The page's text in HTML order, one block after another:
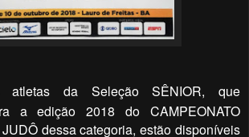
atletas da Seleção SÊNIOR, que
a edição 2018 do CAMPEONATO
dessa categoria, estão disponíveis